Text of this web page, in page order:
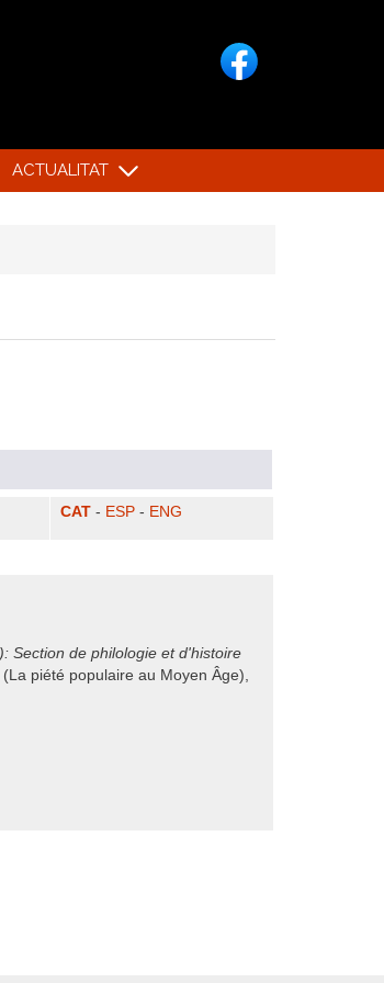
ACTUALITAT
CAT - ESP - ENG
Section de philologie et d'histoire
piété populaire au Moyen Âge),